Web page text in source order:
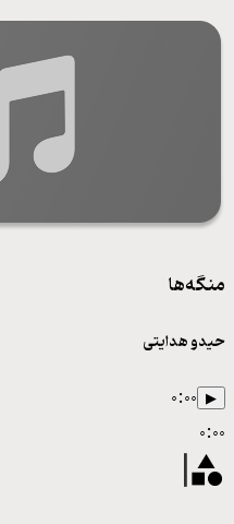
منگه‌ها
حیدو هدایتی
▶ ۰:۰۰
۰:۰۰